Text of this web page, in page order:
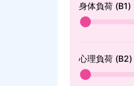
身体負荷 (B1)
心理負荷 (B2)